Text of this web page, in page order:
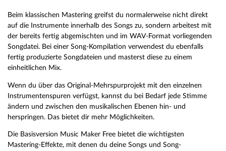
Beim klassischen Mastering greifst du normalerweise nicht direkt
auf die Instrumente innerhalb des Songs zu, sondern arbeitest mit
der bereits fertig abgemischten und im WAV-Format vorliegenden
Songdatei. Bei einer Song-Kompilation verwendest du ebenfalls
fertig produzierte Songdateien und masterst diese zu einem
einheitlichen Mix.
Wenn du über das Original-Mehrspurprojekt mit den einzelnen
Instrumentenspuren verfügst, kannst du bei Bedarf jede Stimme
ändern und zwischen den musikalischen Ebenen hin- und
herspringen. Das bietet dir mehr Möglichkeiten.
Die Basisversion Music Maker Free bietet die wichtigsten
Mastering-Effekte, mit denen du deine Songs und Song-